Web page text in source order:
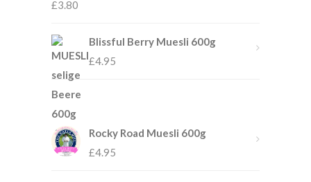
£3.80
Blissful Berry Muesli 600g
£4.95
Rocky Road Muesli 600g
£4.95